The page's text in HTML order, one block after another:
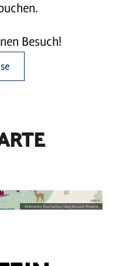
Besuch!
©Holstein Tourismus / Gley Rissom Thieme